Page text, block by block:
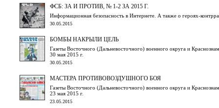
ФСБ: ЗА И ПРОТИВ, № 1-2 ЗА 2015 Г.
Информационная безопасность в Интернете. А также о героях-
30.05.2015
БОМБЫ НАКРЫЛИ ЦЕЛЬ
Газеты Восточного (Дальневосточного) военного округа и
30 мая 2015 г.
30.05.2015
МАСТЕРА ПРОТИВОВОЗДУШНОГО БОЯ
Газеты Восточного (Дальневосточного) военного округа и
23 мая 2015 г.
23.05.2015